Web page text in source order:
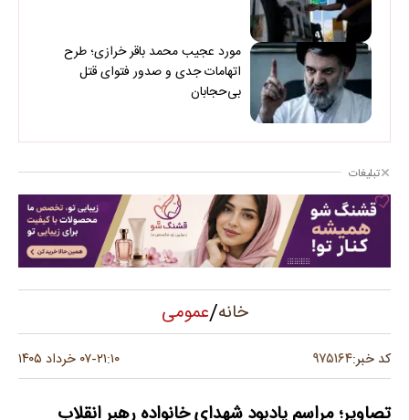
مورد عجیب محمد باقر خرازی؛ طرح
اتهامات جدی و صدور فتوای قتل
بی‌حجابان
تبلیغات
خانه/عمومی
کد خبر:۹۷۵۱۶۴ ۲۱:۱۰-۰۷ خرداد ۱۴۰۵